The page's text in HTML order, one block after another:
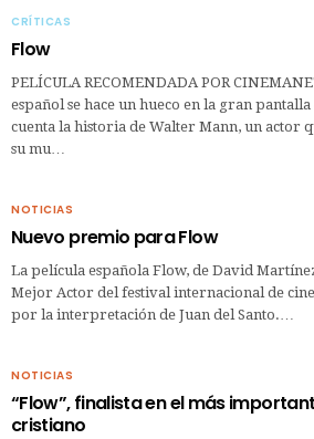
CRÍTICAS
Flow
PELÍCULA RECOMENDADA POR
español se hace un hueco en la gran
cuenta la historia de Walter Mann, un actor
su mu…
NOTICIAS
Nuevo premio para Flow
La película española Flow, de David
Mejor Actor del festival internacional de
por la interpretación de Juan del Santo.…
NOTICIAS
“Flow”, finalista en el más
cristiano